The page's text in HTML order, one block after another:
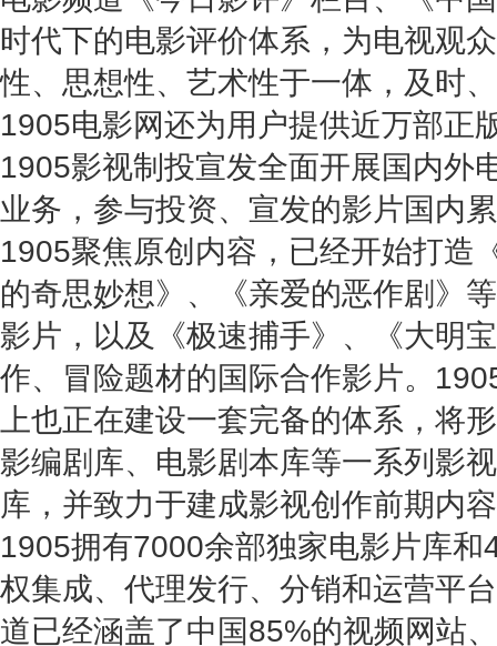
时代下的电影评价体系，为电视观
性、思想性、艺术性于一体，及时
1905电影网还为用户提供近万部正
1905影视制投宣发全面开展国内外
业务，参与投资、宣发的影片国内
1905聚焦原创内容，已经开始打造
的奇思妙想》、《亲爱的恶作剧》
影片，以及《极速捕手》、《大明
作、冒险题材的国际合作影片。
上也正在建设一套完备的体系，将
影编剧库、电影剧本库等一系列影
库，并致力于建成影视创作前期内
1905拥有7000余部独家电影片库
权集成、代理发行、分销和运营平
道已经涵盖了中国85%的视频网站